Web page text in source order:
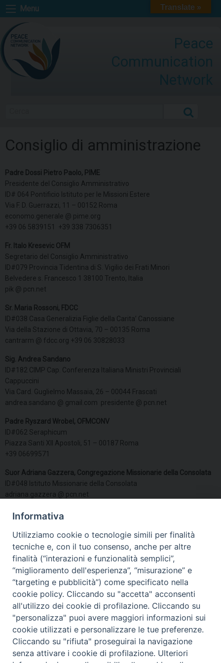
Skip
to
content
Menu
Peace
Communication
Network
Consiglio di amministrazione
Padre Dossi Pietro Paolo, PIME
Presidente del Consiglio Amministrativo
ID# 064 Pontificio Istituto per le Missioni Estere
Via F. D. Guerrazzi, 11 – 00152 Roma
economo.generale @ pime.org
+39 06 5839151 +39 338 7306351
Fr. Italo Kresevic OFM
Segretario del Consiglio Amministrativo
ID#079 Provincia Tidentina di S. Vigilio dei Frati Minori
Belvedere s. Francesco 1 38100 Trento, Italia
pik @ pcn.net
Sr. Maria Rossoni, FDCC
ID#038 Casa Generalizia Figlie della Carita’ Canossiane
Via della Stazione di Ottavia, 70 – 00135 Roma
cantrarm @ fdcc.org +39 06 30828033
Sig. Andrea Sandano
ID#182 CIMP Cap. Conferenza Italiana Ministri Provinciali
Cappuccini
Via Card. Guglielmo Massaia, 26 – 00044 Frascati
andrea.sandano @ gmail.com presidente @ pcn.net
Padre Ryszard Wrobel, OFMCONV
ID#062 Seraphicum
Piazza Santi XII Apostoli, 51 – 00187 Roma
+39 06699571
Suor Adriana Gazzera, Congregazione Missionarie della Consolata
ID#048 Istituto Missionarie della Consolata
adriana.gazzera @ pcn.net
Suor Gloria Verza, Congregazione Piccole Ancelle del Sacro Cuore
Via Pineta Sacchetti, 157 00168 Roma, Italia
verza1954 @ yahoo.it
CONOSCERE PCN
Obiettivi
Lo statuto
Elenco associati
Translate »
Informativa
Utilizziamo cookie o tecnologie simili per finalità
tecniche e, con il tuo consenso, anche per altre
finalità (“interazioni e funzionalità semplici”,
“miglioramento dell'esperienza”, “misurazione” e
“targeting e pubblicità”) come specificato nella
cookie policy. Cliccando su "accetta" acconsenti
all'utilizzo dei cookie di profilazione. Cliccando su
"personalizza" puoi avere maggiori informazioni sui
cookie utilizzati e personalizzare le tue preferenze.
Cliccando su "rifiuta" proseguirai la navigazione
senza attivare i cookie di profilazione. Ulteriori